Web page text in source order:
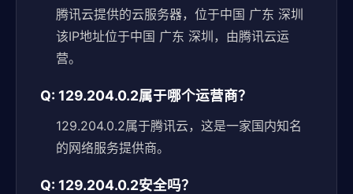
腾讯云提供的云服务器，位于中国 广东 深圳
该IP地址位于中国 广东 深圳，由腾讯云运
营。
Q: 129.204.0.2属于哪个运营商？
129.204.0.2属于腾讯云，这是一家国内知名
的网络服务提供商。
Q: 129.204.0.2安全吗？